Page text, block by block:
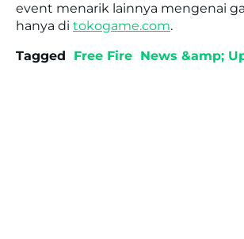
event menarik lainnya mengenai
hanya di tokogame.com.
Tagged
Free Fire News &amp;